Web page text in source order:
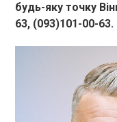
будь-яку точку
63, (093)101-00-63.